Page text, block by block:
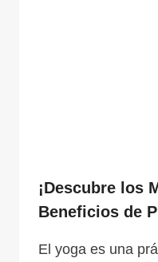
¡Descubre los
Beneficios de
El yoga es una